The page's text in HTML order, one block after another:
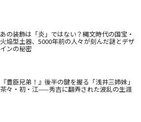
あの装飾は「炎」ではない？縄文時代の国宝・
火焔型土器、5000年前の人々が刻んだ謎とデザ
インの秘密
『豊臣兄弟！』後半の鍵を握る「浅井三姉妹」
茶々・初・江——秀吉に翻弄された波乱の生涯